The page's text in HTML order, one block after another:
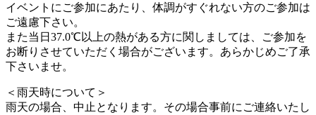
イベントにご参加にあたり、体調がすぐれない方のご参加は
ご遠慮下さい。
また当日37.0℃以上の熱がある方に関しましては、ご参加を
お断りさせていただく場合がございます。あらかじめご了承
下さいませ。
＜雨天時について＞
雨天の場合、中止となります。その場合事前にご連絡いたし